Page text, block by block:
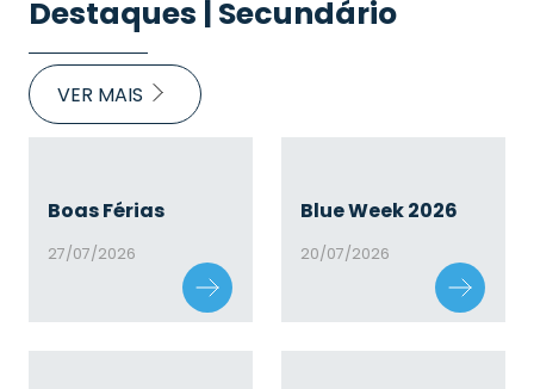
Destaques | Secundário
VER MAIS
Boas Férias
27/07/2026
Blue Week 2026
20/07/2026